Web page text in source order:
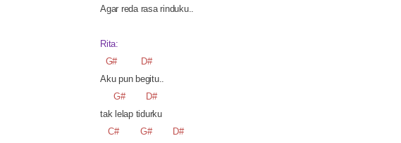
Agar reda rasa rinduku..
Rita:
G#
D#
Aku pun begitu..
G#
D#
tak lelap tidurku
C#
G#
D#